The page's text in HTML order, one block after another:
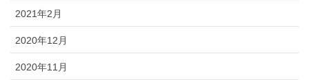
2021年2月
2020年12月
2020年11月